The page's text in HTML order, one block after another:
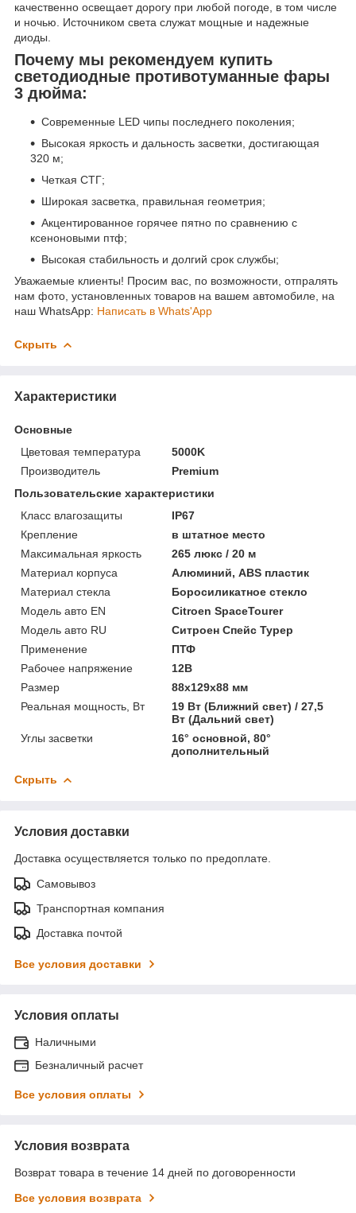
качественно освещает дорогу при любой погоде, в том числе
и ночью. Источником света служат мощные и надежные
диоды.
Почему мы рекомендуем купить
светодиодные противотуманные фары
3 дюйма:
Современные LED чипы последнего поколения;
Высокая яркость и дальность засветки, достигающая
320 м;
Четкая СТГ;
Широкая засветка, правильная геометрия;
Акцентированное горячее пятно по сравнению с
ксеноновыми птф;
Высокая стабильность и долгий срок службы;
Уважаемые клиенты! Просим вас, по возможности, отпралять
нам фото, установленных товаров на вашем автомобиле, на
наш WhatsApp: Написать в Whats'App
Скрыть
Характеристики
Основные
Цветовая температура
5000K
Производитель
Premium
Пользовательские характеристики
Класс влагозащиты
IP67
Крепление
в штатное место
Максимальная яркость
265 люкс / 20 м
Материал корпуса
Алюминий, ABS пластик
Материал стекла
Боросиликатное стекло
Модель авто EN
Citroen SpaceTourer
Модель авто RU
Ситроен Спейс Турер
Применение
ПТФ
Рабочее напряжение
12В
Размер
88x129x88 мм
Реальная мощность, Вт
19 Вт (Ближний свет) / 27,5
Вт (Дальний свет)
Углы засветки
16° основной, 80°
дополнительный
Скрыть
Условия доставки
Доставка осуществляется только по предоплате.
Самовывоз
Транспортная компания
Доставка почтой
Все условия доставки
Условия оплаты
Наличными
Безналичный расчет
Все условия оплаты
Условия возврата
Возврат товара в течение 14 дней по договоренности
Все условия возврата